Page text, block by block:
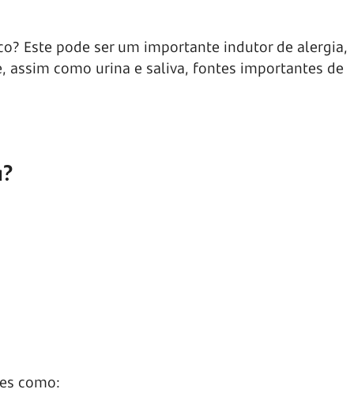
Este pode ser um importante indutor de alergia,
assim como urina e saliva, fontes importantes de
como: